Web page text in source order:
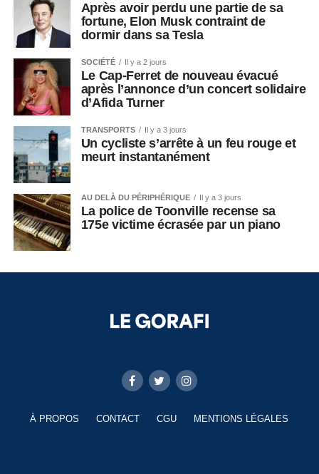
Après avoir perdu une partie de sa
fortune, Elon Musk contraint de
dormir dans sa Tesla
SOCIÉTÉ Il y a 2 jours
Le Cap-Ferret de nouveau évacué
après l’annonce d’un concert solidaire
d’Afida Turner
TRANSPORTS Il y a 3 jours
Un cycliste s’arrête à un feu rouge et
meurt instantanément
AU DELÀ DU PÉRIPHÉRIQUE Il y a 3 jours
La police de Toonville recense sa
175e victime écrasée par un piano
À PROPOS CONTACT CGU MENTIONS LÉGALES